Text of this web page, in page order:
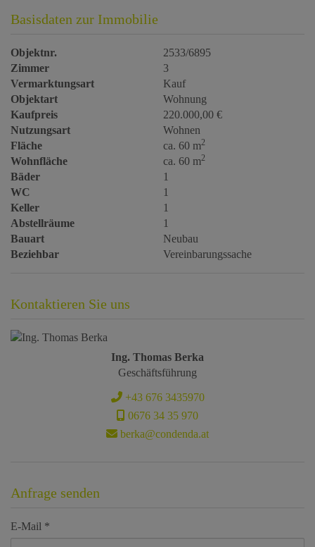
Basisdaten zur Immobilie
Objektnr.
2533/6895
Zimmer
3
Vermarktungsart
Kauf
Objektart
Wohnung
Kaufpreis
220.000,00 €
Nutzungsart
Wohnen
Fläche
ca. 60 m2
Wohnfläche ca. 60 m2
Bäder
1
WC
1
Keller
1
Abstellräume
1
Bauart
Neubau
Beziehbar
Vereinbarungssache
Kontaktieren Sie uns
Ing. Thomas Berka
Geschäftsführung
+43 676 3435970
0676 34 35 970
berka@condenda.at
Anfrage senden
E-Mail